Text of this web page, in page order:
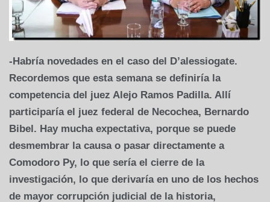
-Habría novedades en el caso del D’alessiogate.
Recordemos que esta semana se definiría la
competencia del juez Alejo Ramos Padilla. Allí
participaría el juez federal de Necochea, Bernardo
Bibel. Hay mucha expectativa, porque se puede
desmembrar la causa o pasar directamente a
Comodoro Py, lo que sería el cierre de la
investigación, lo que derivaría en uno de los hechos
de mayor corrupción judicial de la historia,